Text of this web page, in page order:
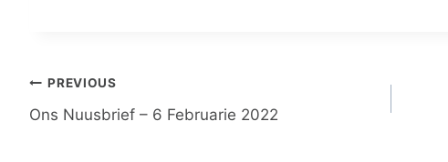
Post
navigation
PREVIOUS
Ons Nuusbrief – 6 Februarie 2022